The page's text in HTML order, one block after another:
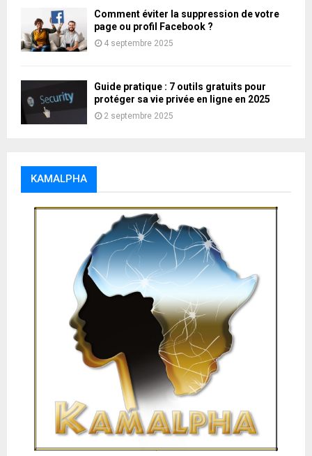
Comment éviter la suppression de votre
page ou profil Facebook ?
4 septembre 2025
Guide pratique : 7 outils gratuits pour
protéger sa vie privée en ligne en 2025
2 septembre 2025
KAMALPHA